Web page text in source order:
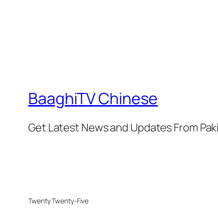
BaaghiTV Chinese
Get Latest News and Updates From
Twenty Twenty-Five